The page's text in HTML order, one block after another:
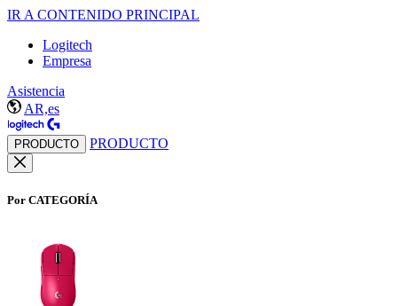
IR A CONTENIDO PRINCIPAL
Logitech
Empresa
Asistencia
AR,es
PRODUCTO PRODUCTO
Por CATEGORÍA